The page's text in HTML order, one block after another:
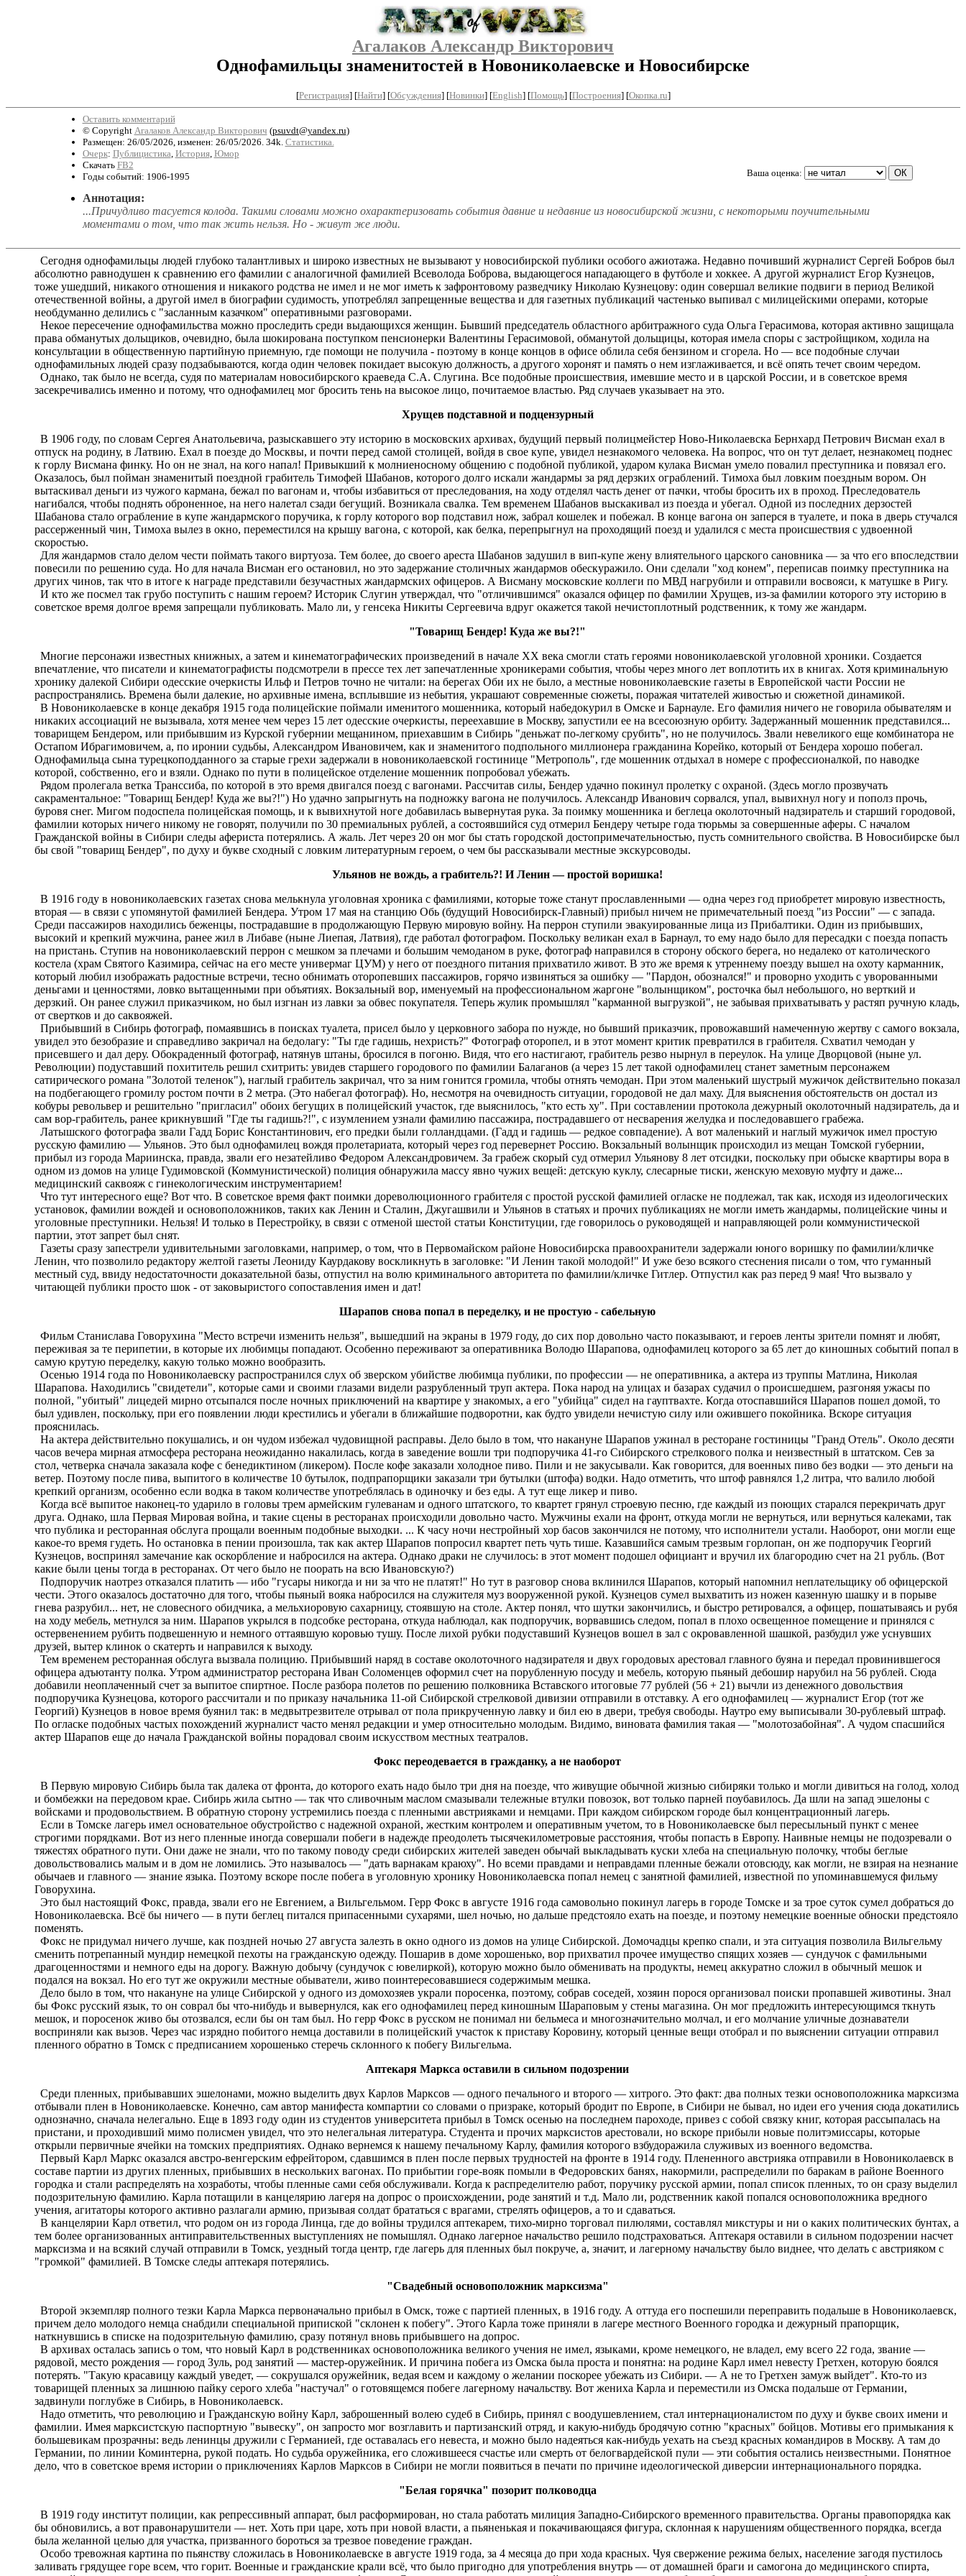
Агалаков Александр Викторович
Однофамильцы знаменитостей в Новониколаевске и Новосибирске
[Регистрация] [Найти] [Обсуждения] [Новинки] [English] [Помощь] [Построения] [Окопка.ru]
Оставить комментарий
© Copyright Агалаков Александр Викторович (psuvdt@yandex.ru)
Размещен: 26/05/2026, изменен: 26/05/2026. 34k. Статистика.
Очерк: Публицистика История, Юмор
Скачать FB2
Годы событий: 1906-1995
Ваша оценка:
Аннотация:
...Причудливо тасуется колода. Такими словами можно охарактеризовать события давние и недавние из новосибирской жизни, с некоторыми поучительными
моментами о том, что так жить нельзя. Но - живут же люди.
Сегодня однофамильцы людей глубоко талантливых и широко известных не вызывают у новосибирской публики особого ажиотажа. Недавно почивший журналист Сергей Бобров был
абсолютно равнодушен к сравнению его фамилии с аналогичной фамилией Всеволода Боброва, выдающегося нападающего в футболе и хоккее. А другой журналист Егор Кузнецов,
тоже ушедший, никакого отношения и никакого родства не имел и не мог иметь к зафронтовому разведчику Николаю Кузнецову: один совершал великие подвиги в период Великой
отечественной войны, а другой имел в биографии судимость, употреблял запрещенные вещества и для газетных публикаций частенько выпивал с милицейскими операми, которые
необдуманно делились с "засланным казачком" оперативными разговорами.
Некое пересечение однофамильства можно проследить среди выдающихся женщин. Бывший председатель областного арбитражного суда Ольга Герасимова, которая активно защищала
права обманутых дольщиков, очевидно, была шокирована поступком пенсионерки Валентины Герасимовой, обманутой дольщицы, которая имела споры с застройщиком, ходила на
консультации в общественную партийную приемную, где помощи не получила - поэтому в конце концов в офисе облила себя бензином и сгорела. Но ― все подобные случаи
однофамильных людей сразу подзабываются, когда один человек покидает высокую должность, а другого хоронят и память о нем изглаживается, и всё опять течет своим чередом.
Однако, так было не всегда, судя по материалам новосибирского краеведа С.А. Слугина. Все подобные происшествия, имевшие место и в царской России, и в советское время
засекречивались именно и потому, что однофамилец мог бросить тень на высокое лицо, почитаемое властью. Ряд случаев указывает на это.
Хрущев подставной и подцензурный
В 1906 году, по словам Сергея Анатольевича, разыскавшего эту историю в московских архивах, будущий первый полицмейстер Ново-Николаевска Бернхард Петрович Висман ехал в
отпуск на родину, в Латвию. Ехал в поезде до Москвы, и почти перед самой столицей, войдя в свое купе, увидел незнакомого человека. На вопрос, что он тут делает, незнакомец поднес
к горлу Висмана финку. Но он не знал, на кого напал! Привыкший к молниеносному общению с подобной публикой, ударом кулака Висман умело повалил преступника и повязал его.
Оказалось, был пойман знаменитый поездной грабитель Тимофей Шабанов, которого долго искали жандармы за ряд дерзких ограблений. Тимоха был ловким поездным вором. Он
вытаскивал деньги из чужого кармана, бежал по вагонам и, чтобы избавиться от преследования, на ходу отделял часть денег от пачки, чтобы бросить их в проход. Преследователь
нагибался, чтобы поднять оброненное, на него налетал сзади бегущий. Возникала свалка. Тем временем Шабанов выскакивал из поезда и убегал. Одной из последних дерзостей
Шабанова стало ограбление в купе жандармского поручика, к горлу которого вор подставил нож, забрал кошелек и побежал. В конце вагона он заперся в туалете, и пока в дверь стучался
рассерженный чин, Тимоха вылез в окно, переместился на крышу вагона, с которой, как белка, перепрыгнул на проходящий поезд и удалился с места происшествия с удвоенной
скоростью.
Для жандармов стало делом чести поймать такого виртуоза. Тем более, до своего ареста Шабанов задушил в вип-купе жену влиятельного царского сановника ― за что его впоследствии
повесили по решению суда. Но для начала Висман его остановил, но это задержание столичных жандармов обескуражило. Они сделали "ход конем", переписав поимку преступника на
других чинов, так что в итоге к награде представили безучастных жандармских офицеров. А Висману московские коллеги по МВД нагрубили и отправили восвояси, к матушке в Ригу.
И кто же посмел так грубо поступить с нашим героем? Историк Слугин утверждал, что "отличившимся" оказался офицер по фамилии Хрущев, из-за фамилии которого эту историю в
советское время долгое время запрещали публиковать. Мало ли, у генсека Никиты Сергеевича вдруг окажется такой нечистоплотный родственник, к тому же жандарм.
"Товарищ Бендер! Куда же вы?!"
Многие персонажи известных книжных, а затем и кинематографических произведений в начале XX века смогли стать героями новониколаевской уголовной хроники. Создается
впечатление, что писатели и кинематографисты подсмотрели в прессе тех лет запечатленные хроникерами события, чтобы через много лет воплотить их в книгах. Хотя криминальную
хронику далекой Сибири одесские очеркисты Ильф и Петров точно не читали: на берегах Оби их не было, а местные новониколаевские газеты в Европейской части России не
распространялись. Времена были далекие, но архивные имена, всплывшие из небытия, украшают современные сюжеты, поражая читателей живостью и сюжетной динамикой.
В Новониколаевске в конце декабря 1915 года полицейские поймали именитого мошенника, который набедокурил в Омске и Барнауле. Его фамилия ничего не говорила обывателям и
никаких ассоциаций не вызывала, хотя менее чем через 15 лет одесские очеркисты, переехавшие в Москву, запустили ее на всесоюзную орбиту. Задержанный мошенник представился...
товарищем Бендером, или прибывшим из Курской губернии мещанином, приехавшим в Сибирь "деньжат по-легкому срубить", но не получилось. Звали невеликого еще комбинатора не
Остапом Ибрагимовичем, а, по иронии судьбы, Александром Ивановичем, как и знаменитого подпольного миллионера гражданина Корейко, который от Бендера хорошо побегал.
Однофамильца сына турецкоподданного за старые грехи задержали в новониколаевской гостинице "Метрополь", где мошенник отдыхал в номере с профессионалкой, по наводке
которой, собственно, его и взяли. Однако по пути в полицейское отделение мошенник попробовал убежать.
Рядом пролегала ветка Транссиба, по которой в это время двигался поезд с вагонами. Рассчитав силы, Бендер удачно покинул пролетку с охраной. (Здесь могло прозвучать
сакраментальное: "Товарищ Бендер! Куда же вы?!") Но удачно запрыгнуть на подножку вагона не получилось. Александр Иванович сорвался, упал, вывихнул ногу и пополз прочь,
буровя снег. Мигом подоспела полицейская помощь, и к вывихнутой ноге добавилась вывернутая рука. За поимку мошенника и беглеца околоточный надзиратель и старший городовой,
фамилии которых ничего никому не говорят, получили по 30 премиальных рублей, а состоявшийся суд отмерил Бендеру четыре года тюрьмы за совершенные аферы. С началом
Гражданской войны в Сибири следы афериста потерялись. А жаль. Лет через 20 он мог бы стать городской достопримечательностью, пусть сомнительного свойства. В Новосибирске был
бы свой "товарищ Бендер", по духу и букве сходный с ловким литературным героем, о чем бы рассказывали местные экскурсоводы.
Ульянов не вождь, а грабитель?! И Ленин ― простой воришка!
В 1916 году в новониколаевских газетах снова мелькнула уголовная хроника с фамилиями, которые тоже станут прославленными ― одна через год приобретет мировую известность,
вторая ― в связи с упомянутой фамилией Бендера. Утром 17 мая на станцию Обь (будущий Новосибирск-Главный) прибыл ничем не примечательный поезд "из России" ― с запада.
Среди пассажиров находились беженцы, пострадавшие в продолжающую Первую мировую войну. На перрон ступили эвакуированные лица из Прибалтики. Один из прибывших,
высокий и крепкий мужчина, ранее жил в Либаве (ныне Лиепая, Латвия), где работал фотографом. Поскольку великан ехал в Барнаул, то ему надо было для пересадки с поезда попасть
на пристань. Ступив на новониколаевский перрон с мешком за плечами и большим чемоданом в руке, фотограф направился в сторону обского берега, но недалеко от католического
костела (храм Святого Казимира, сейчас на его месте универмаг ЦУМ) у него от поездного питания прихватило живот. В это же время к утреннему поезду вышел на охоту карманник,
который любил изображать радостные встречи, тесно обнимать оторопевших пассажиров, горячо извиняться за ошибку ― "Пардон, обознался!" и проворно уходить с уворованными
деньгами и ценностями, ловко вытащенными при объятиях. Вокзальный вор, именуемый на профессиональном жаргоне "волынщиком", росточка был небольшого, но верткий и
дерзкий. Он ранее служил приказчиком, но был изгнан из лавки за обвес покупателя. Теперь жулик промышлял "карманной выгрузкой", не забывая прихватывать у растяп ручную кладь,
от свертков и до саквояжей.
Прибывший в Сибирь фотограф, помаявшись в поисках туалета, присел было у церковного забора по нужде, но бывший приказчик, провожавший намеченную жертву с самого вокзала,
увидел это безобразие и справедливо закричал на бедолагу: "Ты где гадишь, нехристь?" Фотограф оторопел, и в этот момент критик превратился в грабителя. Схватил чемодан у
присевшего и дал деру. Обокраденный фотограф, натянув штаны, бросился в погоню. Видя, что его настигают, грабитель резво нырнул в переулок. На улице Дворцовой (ныне ул.
Революции) подуставший похититель решил схитрить: увидев старшего городового по фамилии Балаганов (а через 15 лет такой однофамилец станет заметным персонажем
сатирического романа "Золотой теленок"), наглый грабитель закричал, что за ним гонится громила, чтобы отнять чемодан. При этом маленький шустрый мужичок действительно показал
на подбегающего громилу ростом почти в 2 метра. (Это набегал фотограф). Но, несмотря на очевидность ситуации, городовой не дал маху. Для выяснения обстоятельств он достал из
кобуры револьвер и решительно "пригласил" обоих бегущих в полицейский участок, где выяснилось, "кто есть ху". При составлении протокола дежурный околоточный надзиратель, да и
сам вор-грабитель, ранее крикнувший "Где ты гадишь?!", с изумлением узнали фамилию пассажира, пострадавшего от несварения желудка и последовавшего грабежа.
Латышского фотографа звали Гадд Борис Константинович, его предки были голландцами. (Гадд и гадишь ― редкое совпадение). А вот маленький и наглый мужичок имел простую
русскую фамилию ― Ульянов. Это был однофамилец вождя пролетариата, который через год перевернет Россию. Вокзальный волынщик происходил из мещан Томской губернии,
прибыл из города Мариинска, правда, звали его незатейливо Федором Александровичем. За грабеж скорый суд отмерил Ульянову 8 лет отсидки, поскольку при обыске квартиры вора в
одном из домов на улице Гудимовской (Коммунистической) полиция обнаружила массу явно чужих вещей: детскую куклу, слесарные тиски, женскую меховую муфту и даже...
медицинский саквояж с гинекологическим инструментарием!
Что тут интересного еще? Вот что. В советское время факт поимки дореволюционного грабителя с простой русской фамилией огласке не подлежал, так как, исходя из идеологических
установок, фамилии вождей и основоположников, таких как Ленин и Сталин, Джугашвили и Ульянов в статьях и прочих публикациях не могли иметь жандармы, полицейские чины и
уголовные преступники. Нельзя! И только в Перестройку, в связи с отменой шестой статьи Конституции, где говорилось о руководящей и направляющей роли коммунистической
партии, этот запрет был снят.
Газеты сразу запестрели удивительными заголовками, например, о том, что в Первомайском районе Новосибирска правоохранители задержали юного воришку по фамилии/кличке
Ленин, что позволило редактору желтой газеты Леониду Каурдакову воскликнуть в заголовке: "И Ленин такой молодой!" И уже безо всякого стеснения писали о том, что гуманный
местный суд, ввиду недостаточности доказательной базы, отпустил на волю криминального авторитета по фамилии/кличке Гитлер. Отпустил как раз перед 9 мая! Что вызвало у
читающей публики просто шок - от заковыристого сопоставления имен и дат!
Шарапов снова попал в переделку, и не простую - сабельную
Фильм Станислава Говорухина "Место встречи изменить нельзя", вышедший на экраны в 1979 году, до сих пор довольно часто показывают, и героев ленты зрители помнят и любят,
переживая за те перипетии, в которые их любимцы попадают. Особенно переживают за оперативника Володю Шарапова, однофамилец которого за 65 лет до киношных событий попал в
самую крутую переделку, какую только можно вообразить.
Осенью 1914 года по Новониколаевску распространился слух об зверском убийстве любимца публики, по профессии ― не оперативника, а актера из труппы Матлина, Николая
Шарапова. Находились "свидетели", которые сами и своими глазами видели разрубленный труп актера. Пока народ на улицах и базарах судачил о происшедшем, разгоняя ужасы по
полной, "убитый" лицедей мирно отсыпался после ночных приключений на квартире у знакомых, а его "убийца" сидел на гауптвахте. Когда отоспавшийся Шарапов пошел домой, то
был удивлен, поскольку, при его появлении люди крестились и убегали в ближайшие подворотни, как будто увидели нечистую силу или ожившего покойника. Вскоре ситуация
прояснилась.
На актера действительно покушались, и он чудом избежал чудовищной расправы. Дело было в том, что накануне Шарапов ужинал в ресторане гостиницы "Гранд Отель". Около десяти
часов вечера мирная атмосфера ресторана неожиданно накалилась, когда в заведение вошли три подпоручика 41-го Сибирского стрелкового полка и неизвестный в штатском. Сев за
стол, четверка сначала заказала кофе с бенедиктином (ликером). После кофе заказали холодное пиво. Пили и не закусывали. Как говорится, для военных пиво без водки ― это деньги на
ветер. Поэтому после пива, выпитого в количестве 10 бутылок, подпрапорщики заказали три бутылки (штофа) водки. Надо отметить, что штоф равнялся 1,2 литра, что валило любой
крепкий организм, особенно если водка в таком количестве употреблялась в одиночку и без еды. А тут еще ликер и пиво.
Когда всё выпитое наконец-то ударило в головы трем армейским гулеванам и одного штатского, то квартет грянул строевую песню, где каждый из поющих старался перекричать друг
друга. Однако, шла Первая Мировая война, и такие сцены в ресторанах происходили довольно часто. Мужчины ехали на фронт, откуда могли не вернуться, или вернуться калеками, так
что публика и ресторанная обслуга прощали военным подобные выходки. ... К часу ночи нестройный хор басов закончился не потому, что исполнители устали. Наоборот, они могли еще
какое-то время гудеть. Но остановка в пении произошла, так как актер Шарапов попросил квартет петь чуть тише. Казавшийся самым трезвым горлопан, он же подпоручик Георгий
Кузнецов, воспринял замечание как оскорбление и набросился на актера. Однако драки не случилось: в этот момент подошел официант и вручил их благородию счет на 21 рубль. (Вот
какие были цены тогда в ресторанах. От чего было не поорать на всю Ивановскую?)
Подпоручик наотрез отказался платить ― ибо "гусары никогда и ни за что не платят!" Но тут в разговор снова вклинился Шарапов, который напомнил неплательщику об офицерской
чести. Этого оказалось достаточно для того, чтобы пьяный вояка набросился на служителя муз вооруженной рукой. Кузнецов сумел выхватить из ножен казенную шашку и в порыве
гнева разрубил... нет, не словесного обидчика, а мельхиоровую сахарницу, стоявшую на столе. Актер понял, что шутки закончились, и быстро ретировался, а офицер, пошатываясь и рубя
на ходу мебель, метнулся за ним. Шарапов укрылся в подсобке ресторана, откуда наблюдал, как подпоручик, ворвавшись следом, попал в плохо освещенное помещение и принялся с
остервенением рубить подвешенную и немного оттаявшую коровью тушу. После лихой рубки подуставший Кузнецов вошел в зал с окровавленной шашкой, разбудил уже уснувших
друзей, вытер клинок о скатерть и направился к выходу.
Тем временем ресторанная обслуга вызвала полицию. Прибывший наряд в составе околоточного надзирателя и двух городовых арестовал главного буяна и передал провинившегося
офицера адъютанту полка. Утром администратор ресторана Иван Соломенцев оформил счет на порубленную посуду и мебель, которую пьяный дебошир нарубил на 56 рублей. Сюда
добавили неоплаченный счет за выпитое спиртное. После разбора полетов по решению полковника Вставского итоговые 77 рублей (56 + 21) вычли из денежного довольствия
подпоручика Кузнецова, которого рассчитали и по приказу начальника 11-ой Сибирской стрелковой дивизии отправили в отставку. А его однофамилец ― журналист Егор (тот же
Георгий) Кузнецов в новое время буянил так: в медвытрезвителе отрывал от пола прикрученную лавку и бил ею в двери, требуя свободы. Наутро ему выписывали 30-рублевый штраф.
По огласке подобных частых похождений журналист часто менял редакции и умер относительно молодым. Видимо, виновата фамилия такая ― "молотозабойная". А чудом спасшийся
актер Шарапов еще до начала Гражданской войны порадовал своим искусством местных театралов.
Фокс переодевается в гражданку, а не наоборот
В Первую мировую Сибирь была так далека от фронта, до которого ехать надо было три дня на поезде, что живущие обычной жизнью сибиряки только и могли дивиться на голод, холод
и бомбежки на передовом крае. Сибирь жила сытно ― так что сливочным маслом смазывали тележные втулки повозок, вот только парней поубавилось. Да шли на запад эшелоны с
войсками и продовольствием. В обратную сторону устремились поезда с пленными австрияками и немцами. При каждом сибирском городе был концентрационный лагерь.
Если в Томске лагерь имел основательное обустройство с надежной охраной, жестким контролем и оперативным учетом, то в Новониколаевске был пересыльный пункт с менее
строгими порядками. Вот из него пленные иногда совершали побеги в надежде преодолеть тысячекилометровые расстояния, чтобы попасть в Европу. Наивные немцы не подозревали о
тяжестях обратного пути. Они даже не знали, что по такому поводу среди сибирских жителей заведен обычай выкладывать куски хлеба на специальную полочку, чтобы беглые
довольствовались малым и в дом не ломились. Это называлось ― "дать варнакам краюху". Но всеми правдами и неправдами пленные бежали отовсюду, как могли, не взирая на незнание
обычаев и главного ― знание языка. Поэтому вскоре после побега в уголовную хронику Новониколаевска попал немец с занятной фамилией, известной по упоминавшемуся фильму
Говорухина.
Это был настоящий Фокс, правда, звали его не Евгением, а Вильгельмом. Герр Фокс в августе 1916 года самовольно покинул лагерь в городе Томске и за трое суток сумел добраться до
Новониколаевска. Всё бы ничего ― в пути беглец питался припасенными сухарями, шел ночью, но дальше предстояло ехать на поезде, и поэтому немецкие военные обноски предстояло
поменять.
Фокс не придумал ничего лучше, как поздней ночью 27 августа залезть в окно одного из домов на улице Сибирской. Домочадцы крепко спали, и эта ситуация позволила Вильгельму
сменить потрепанный мундир немецкой пехоты на гражданскую одежду. Пошарив в доме хорошенько, вор прихватил прочее имущество спящих хозяев ― сундучок с фамильными
драгоценностями и немного еды на дорогу. Важную добычу (сундучок с ювелиркой), которую можно было обменивать на продукты, немец аккуратно сложил в обычный мешок и
подался на вокзал. Но его тут же окружили местные обыватели, живо поинтересовавшиеся содержимым мешка.
Дело было в том, что накануне на улице Сибирской у одного из домохозяев украли поросенка, поэтому, собрав соседей, хозяин порося организовал поиски пропавшей животины. Знал
бы Фокс русский язык, то он соврал бы что-нибудь и вывернулся, как его однофамилец перед киношным Шараповым у стены магазина. Он мог предложить интересующимся ткнуть
мешок, и поросенок живо бы отозвался, если бы он там был. Но герр Фокс в русском не понимал ни бельмеса и многозначительно молчал, и его молчание уличные дознаватели
восприняли как вызов. Через час изрядно побитого немца доставили в полицейский участок к приставу Коровину, который ценные вещи отобрал и по выяснении ситуации отправил
пленного обратно в Томск с предписанием хорошенько стеречь склонного к побегу Вильгельма.
Аптекаря Маркса оставили в сильном подозрении
Среди пленных, прибывавших эшелонами, можно выделить двух Карлов Марксов ― одного печального и второго ― хитрого. Это факт: два полных тезки основоположника марксизма
отбывали плен в Новониколаевске. Конечно, сам автор манифеста компартии со словами о призраке, который бродит по Европе, в Сибири не бывал, но идеи его учения сюда докатились
однозначно, сначала нелегально. Еще в 1893 году один из студентов университета прибыл в Томск осенью на последнем пароходе, привез с собой связку книг, которая рассыпалась на
пристани, и проходивший мимо полисмен увидел, что это нелегальная литература. Студента и прочих марксистов арестовали, но вскоре прибыли новые политэмиссары, которые
открыли первичные ячейки на томских предприятиях. Однако вернемся к нашему печальному Карлу, фамилия которого взбудоражила служивых из военного ведомства.
Первый Карл Маркс оказался австро-венгерским ефрейтором, сдавшимся в плен после первых трудностей на фронте в 1914 году. Плененного австрияка отправили в Новониколаевск в
составе партии из других пленных, прибывших в нескольких вагонах. По прибытии горе-вояк помыли в Федоровских банях, накормили, распределили по баракам в районе Военного
городка и стали распределять на хозработы, чтобы пленные сами себя обслуживали. Когда к распределителю работ, поручику русской армии, попал список пленных, то он сразу выделил
подозрительную фамилию. Карла потащили в канцелярию лагеря на допрос о происхождении, роде занятий и т.д. Мало ли, родственник какой попался основоположника вредного
учения, агитаторы которого активно разлагали армию, призывая солдат брататься с врагами, стрелять офицеров, а то и сдаваться.
В канцелярии Карл ответил, что родом он из города Линца, где до войны трудился аптекарем, тихо-мирно торговал пилюлями, составлял микстуры и ни о каких политических бунтах, а
тем более организованных антиправительственных выступлениях не помышлял. Однако лагерное начальство решило подстраховаться. Аптекаря оставили в сильном подозрении насчет
марксизма и на всякий случай отправили в Томск, уездный тогда центр, где лагерь для пленных был покруче, а, значит, и лагерному начальству было виднее, что делать с австрияком с
"громкой" фамилией. В Томске следы аптекаря потерялись.
"Свадебный основоположник марксизма"
Второй экземпляр полного тезки Карла Маркса первоначально прибыл в Омск, тоже с партией пленных, в 1916 году. А оттуда его поспешили переправить подальше в Новониколаевск,
причем дело молодого немца снабдили специальной припиской "склонен к побегу". Этого Карла тоже приняли в лагере местного Военного городка и дежурный прапорщик,
наткнувшись в списке на подозрительную фамилию, сразу потянул вновь прибывшего на допрос.
В архивах осталась запись о том, что новый Карл в родственниках основоположника великого учения не имел, языками, кроме немецкого, не владел, ему всего 22 года, звание ―
рядовой, место рождения ― город Зуль, род занятий ― мастер-оружейник. И причина побега из Омска была проста и понятна: на родине Карл имел невесту Гретхен, которую боялся
потерять. "Такую красавицу каждый уведет, ― сокрушался оружейник, ведая всем и каждому о желании поскорее убежать из Сибири. ― А не то Гретхен замуж выйдет". Кто-то из
товарищей пленных за лишнюю пайку серого хлеба "настучал" о готовящемся побеге лагерному начальству. Вот жениха Карла и переместили из Омска подальше от Германии,
задвинули поглубже в Сибирь, в Новониколаевск.
Надо отметить, что революцию и Гражданскую войну Карл, заброшенный волею судеб в Сибирь, принял с воодушевлением, стал интернационалистом по духу и букве своих имени и
фамилии. Имея марксистскую паспортную "вывеску", он запросто мог возглавить и партизанский отряд, и какую-нибудь бродячую сотню "красных" бойцов. Мотивы его примыкания к
большевикам прозрачны: ведь ленинцы дружили с Германией, где оставалась его невеста, и можно было надеяться как-нибудь уехать на съезд красных командиров в Москву. А там до
Германии, по линии Коминтерна, рукой подать. Но судьба оружейника, его сложившееся счастье или смерть от белогвардейской пули ― эти события остались неизвестными. Понятное
дело, что в советское время истории о приключениях Карлов Марксов в Сибири не могли появиться в печати по причине идеологической диверсии интернационального порядка.
"Белая горячка" позорит полководца
В 1919 году институт полиции, как репрессивный аппарат, был расформирован, но стала работать милиция Западно-Сибирского временного правительства. Органы правопорядка как
бы обновились, а вот правонарушители ― нет. Хоть при царе, хоть при новой власти, а пьяненькая и покачивающаяся фигура, склонная к нарушениям общественного порядка, всегда
была желанной целью для участка, призванного бороться за трезвое поведение граждан.
Особо тревожная картина по пьянству сложилась в Новониколаевске в августе 1919 года, за 4 месяца до при хода красных. Чуя свержение режима белых, население загодя пустилось
заливать грядущее горе всем, что горит. Военные и гражданские крали всё, что было пригодно для употребления внутрь ― от домашней браги и самогона до медицинского спирта,